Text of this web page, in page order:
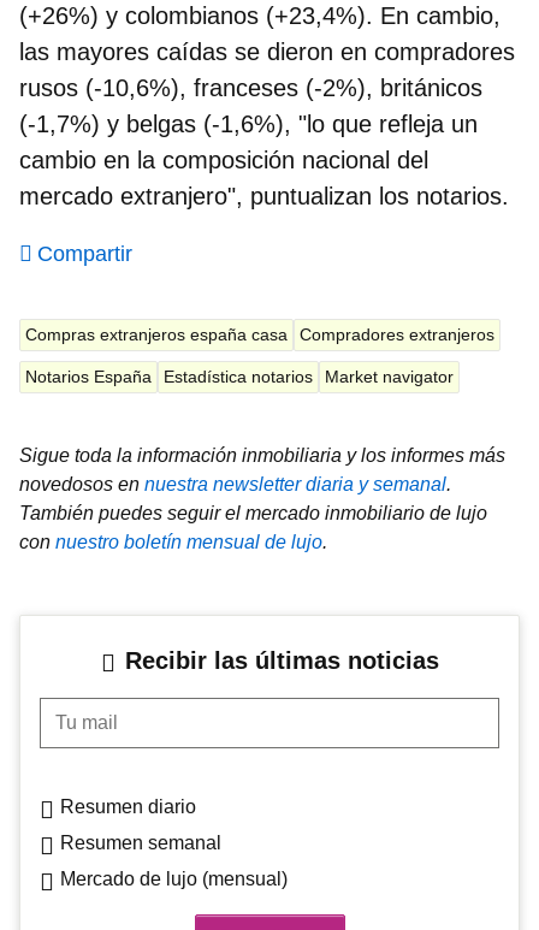
(+26%) y colombianos (+23,4%). En cambio,
las mayores caídas se dieron en compradores
rusos (-10,6%), franceses (-2%), británicos
(-1,7%) y belgas (-1,6%), "lo que refleja un
cambio en la composición nacional del
mercado extranjero", puntualizan los notarios.
Compartir
Compras extranjeros españa casa Compradores extranjeros
Notarios España Estadística notarios Market navigator
Sigue toda la información inmobiliaria y los informes más
novedosos en nuestra newsletter diaria y semanal.
También puedes seguir el mercado inmobiliario de lujo
con nuestro boletín mensual de lujo.
Recibir las últimas noticias
Tu mail
Resumen diario
Resumen semanal
Mercado de lujo (mensual)